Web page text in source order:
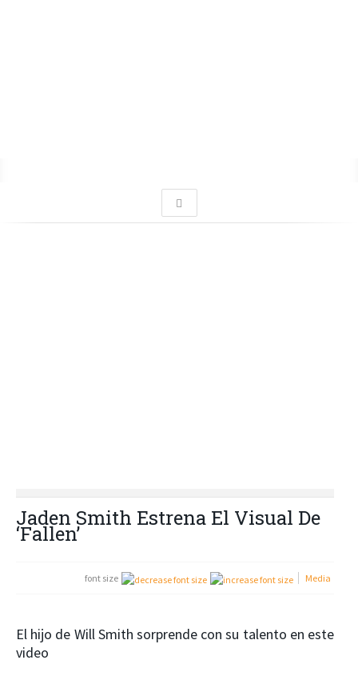
Jaden Smith Estrena El Visual De
‘Fallen’
font size Media
El hijo de Will Smith sorprende con su talento en este
video